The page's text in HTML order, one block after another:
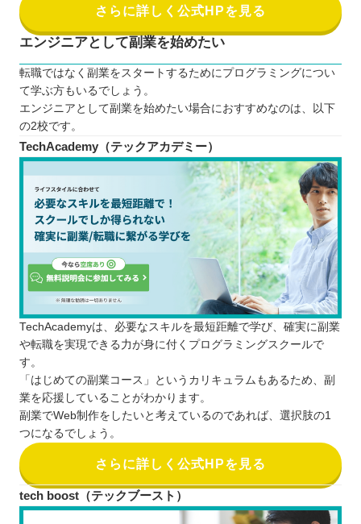
さらに詳しく公式HPを見る
エンジニアとして副業を始めたい
転職ではなく副業をスタートするためにプログラミングについ
て学ぶ方もいるでしょう。
エンジニアとして副業を始めたい場合におすすめなのは、以下
の2校です。
TechAcademy（テックアカデミー）
TechAcademyは、必要なスキルを最短距離で学び、確実に副業
や転職を実現できる力が身に付くプログラミングスクールで
す。
「はじめての副業コース」というカリキュラムもあるため、副
業を応援していることがわかります。
副業でWeb制作をしたいと考えているのであれば、選択肢の1
つになるでしょう。
さらに詳しく公式HPを見る
tech boost（テックブースト）